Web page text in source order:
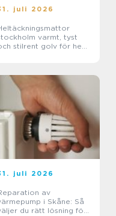
juli 2026
varmt, tyst
stilrent golv för hem
juli 2026
av
i Skåne: Så
du rätt lösning för